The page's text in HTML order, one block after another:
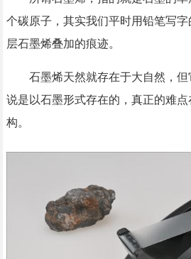
个碳原子，其实我们平时用铅笔写
层石墨烯叠加的痕迹。
石墨烯天然就存在于大自然，但
说是以石墨形式存在的，真正的难
构。